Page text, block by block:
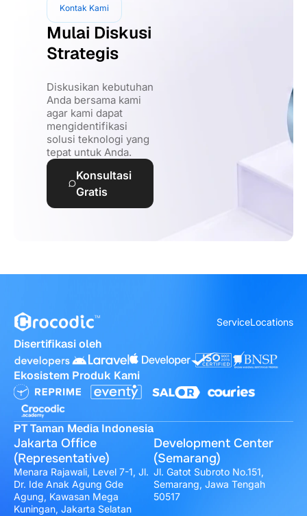
Kontak Kami
Mulai Diskusi
Strategis
Diskusikan kebutuhan
Anda bersama kami
agar kami dapat
mengidentifikasi
solusi teknologi yang
tepat untuk Anda.
Konsultasi
Gratis
ServiceLocations
Disertifikasi oleh
Ekosistem Produk Kami
PT Taman Media Indonesia
Jakarta Office
(Representative)
Menara Rajawali, Level 7-1, Jl.
Dr. Ide Anak Agung Gde
Agung, Kawasan Mega
Kuningan, Jakarta Selatan
Development Center
(Semarang)
Jl. Gatot Subroto No.151,
Semarang, Jawa Tengah
50517